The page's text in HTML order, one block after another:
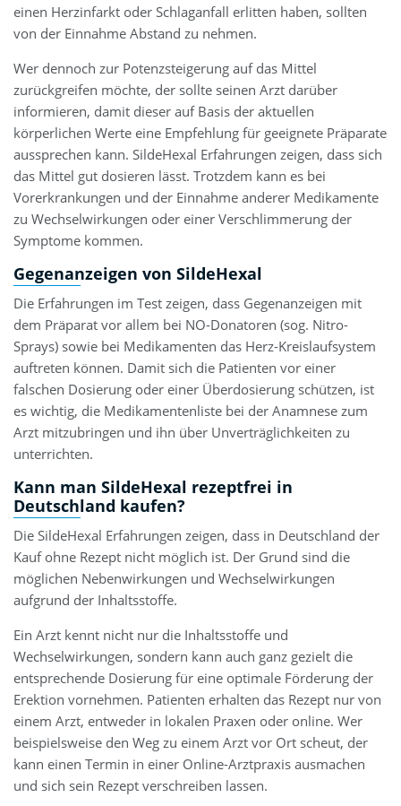
einen Herzinfarkt oder Schlaganfall erlitten haben, sollten
von der Einnahme Abstand zu nehmen.
Wer dennoch zur Potenzsteigerung auf das Mittel
zurückgreifen möchte, der sollte seinen Arzt darüber
informieren, damit dieser auf Basis der aktuellen
körperlichen Werte eine Empfehlung für geeignete Präparate
aussprechen kann. SildeHexal Erfahrungen zeigen, dass sich
das Mittel gut dosieren lässt. Trotzdem kann es bei
Vorerkrankungen und der Einnahme anderer Medikamente
zu Wechselwirkungen oder einer Verschlimmerung der
Symptome kommen.
Gegenanzeigen von SildeHexal
Die Erfahrungen im Test zeigen, dass Gegenanzeigen mit
dem Präparat vor allem bei NO-Donatoren (sog. Nitro-
Sprays) sowie bei Medikamenten das Herz-Kreislaufsystem
auftreten können. Damit sich die Patienten vor einer
falschen Dosierung oder einer Überdosierung schützen, ist
es wichtig, die Medikamentenliste bei der Anamnese zum
Arzt mitzubringen und ihn über Unverträglichkeiten zu
unterrichten.
Kann man SildeHexal rezeptfrei in
Deutschland kaufen?
Die SildeHexal Erfahrungen zeigen, dass in Deutschland der
Kauf ohne Rezept nicht möglich ist. Der Grund sind die
möglichen Nebenwirkungen und Wechselwirkungen
aufgrund der Inhaltsstoffe.
Ein Arzt kennt nicht nur die Inhaltsstoffe und
Wechselwirkungen, sondern kann auch ganz gezielt die
entsprechende Dosierung für eine optimale Förderung der
Erektion vornehmen. Patienten erhalten das Rezept nur von
einem Arzt, entweder in lokalen Praxen oder online. Wer
beispielsweise den Weg zu einem Arzt vor Ort scheut, der
kann einen Termin in einer Online-Arztpraxis ausmachen
und sich sein Rezept verschreiben lassen.